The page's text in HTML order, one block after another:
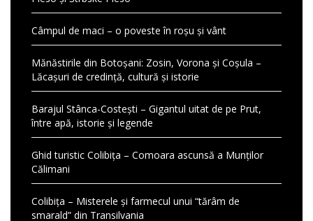
Câmpul de maci – o poveste în roșu și vânt
Mănăstirile din Botoșani: Zosin, Vorona și Coșula –
Lăcașuri de credință, cultură și istorie
Barajul Stânca-Costești – Gigantul uitat de pe Prut,
între apă, istorie și legende
Ghid turistic Colibița – Comoara ascunsă a Munților
Călimani
Colibița – Misterele și farmecul unui “tărâm de
smarald” din Transilvania